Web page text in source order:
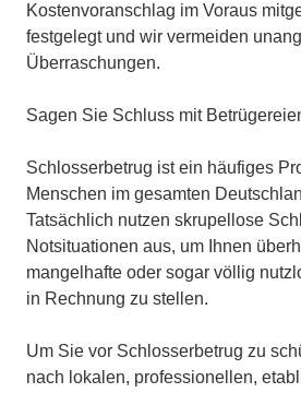
Kostenvoranschlag im Voraus
festgelegt und wir vermeiden
Überraschungen.
Sagen Sie Schluss mit
Schlosserbetrug ist ein häufiges
Menschen im gesamten
Tatsächlich nutzen skrupellose
Notsituationen aus, um Ihnen
mangelhafte oder sogar völlig
in Rechnung zu stellen.
Um Sie vor Schlosserbetrug zu
nach lokalen, professionellen,